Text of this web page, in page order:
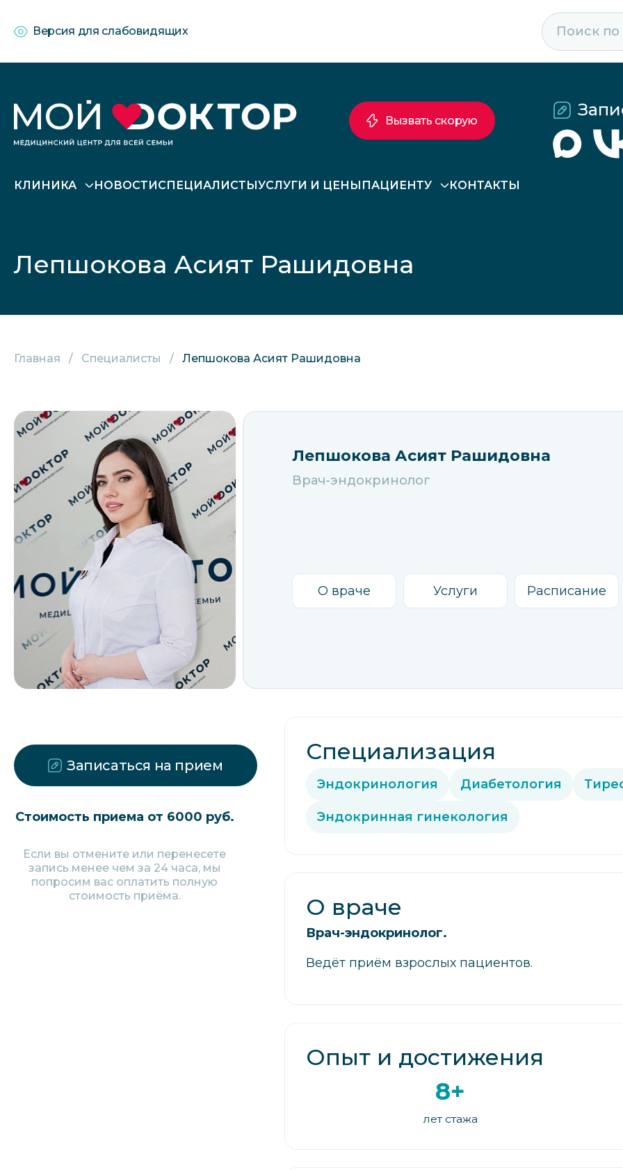
Версия для слабовидящих
КЛИНИКА НОВОСТИСПЕЦИАЛИСТЫУСЛУГИ И ЦЕНЫ ПАЦИЕНТУ КОНТАКТЫ
Вызвать скорую
Лепшокова Асият Рашидовна
Главная Специалисты Лепшокова Асият Рашидовна
Лепшокова Асият Рашидовна
Врач-эндокринолог
О враче Услуги Расписание
Записаться на прием
Стоимость приема от 6000 руб.
Если вы отмените или перенесете
запись менее чем за 24 часа, мы
попросим вас оплатить полную
стоимость приёма.
Специализация
Эндокринология Диабетология
Эндокринная гинекология
О враче
Врач-эндокринолог.
Ведёт приём взрослых пациентов.
Опыт и достижения
8+
лет стажа